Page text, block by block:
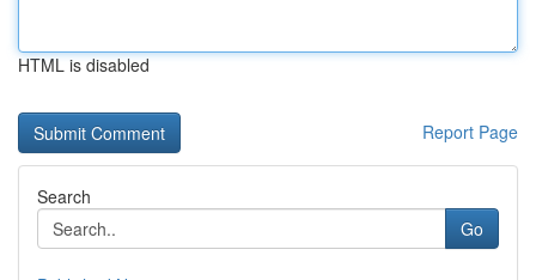
HTML is disabled
Report Page
Search
Go